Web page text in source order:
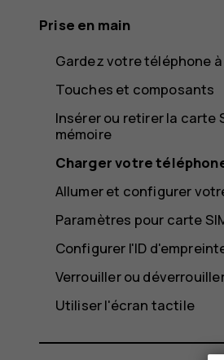
Prise en main
Gardez votre téléphone
Touches et composants
Insérer ou retirer la carte
mémoire
Charger votre
Allumer et configurer
Paramètres pour carte
Configurer l'ID
Verrouiller ou
Utiliser l'écran tactile